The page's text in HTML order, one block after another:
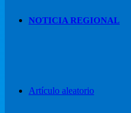
NOTICIA REGIONAL
Artículo aleatorio